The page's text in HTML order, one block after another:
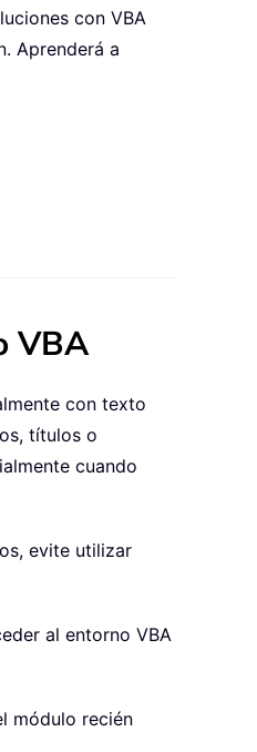
con VBA
Aprenderá a
VBA
con texto
títulos o
cuando
evite utilizar
al entorno VBA
módulo recién